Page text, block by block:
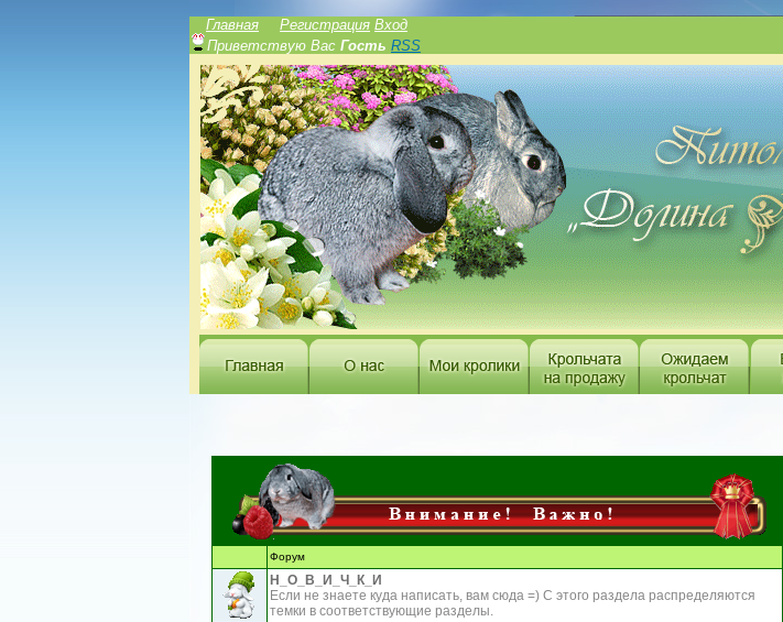
Главная
Регистрация Вход
Приветствую Вас Гость RSS
Форум
Н_О_В_И_Ч_К_И
Если не знаете куда написать, вам сюда =) С этого раздела распределяются
темки в соответствующие разделы.